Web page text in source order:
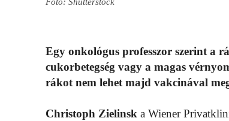
Egy onkológus professzor szerint a
cukorbetegség vagy a magas
rákot nem lehet majd vakcinával
Christoph Zielinsk a Wiener